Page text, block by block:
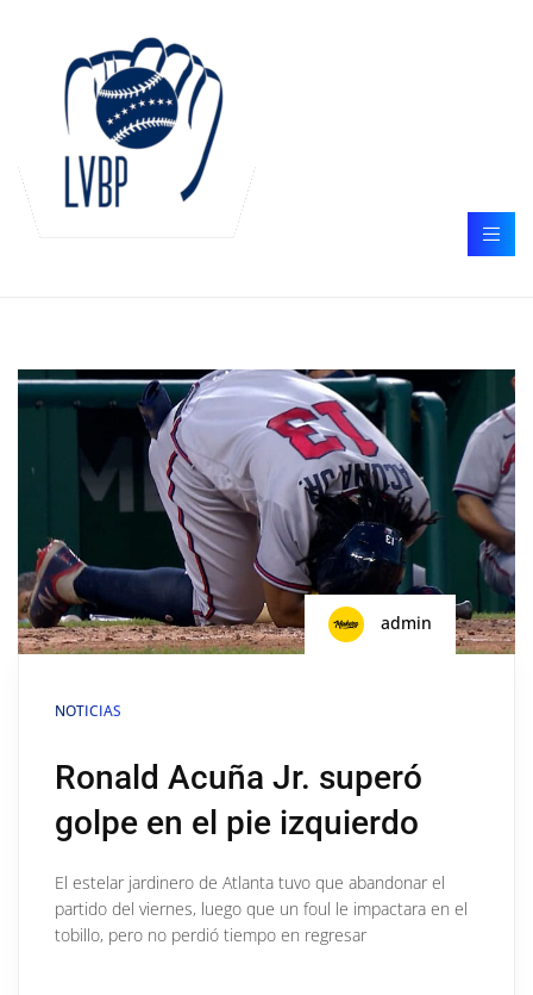
admin
NOTICIAS
Ronald Acuña Jr. superó
golpe en el pie izquierdo
El estelar jardinero de Atlanta tuvo que abandonar el
partido del viernes, luego que un foul le impactara en el
tobillo, pero no perdió tiempo en regresar